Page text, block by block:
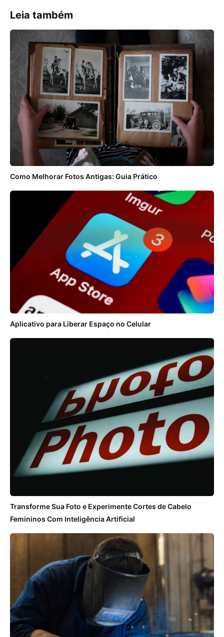
Leia também
Como Melhorar Fotos Antigas: Guia Prático
Aplicativo para Liberar Espaço no Celular
Transforme Sua Foto e Experimente Cortes de Cabelo
Femininos Com Inteligência Artificial